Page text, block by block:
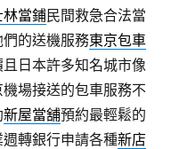
林當鋪民間救急合法當
的送機服務東京包車
日本許多知名城市像
場接送的包車服務不
新屋當舖預約最輕鬆的
轉銀行申請各種新店